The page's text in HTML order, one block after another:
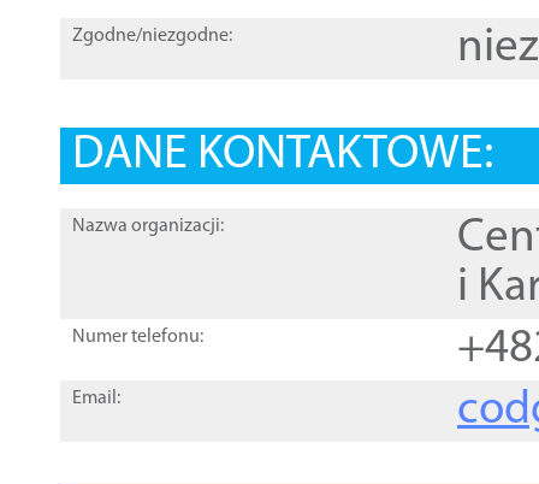
Zgodne/niezgodne:
DANE KONTAKTOWE:
Nazwa organizacji:
i
Numer telefonu:
Email: